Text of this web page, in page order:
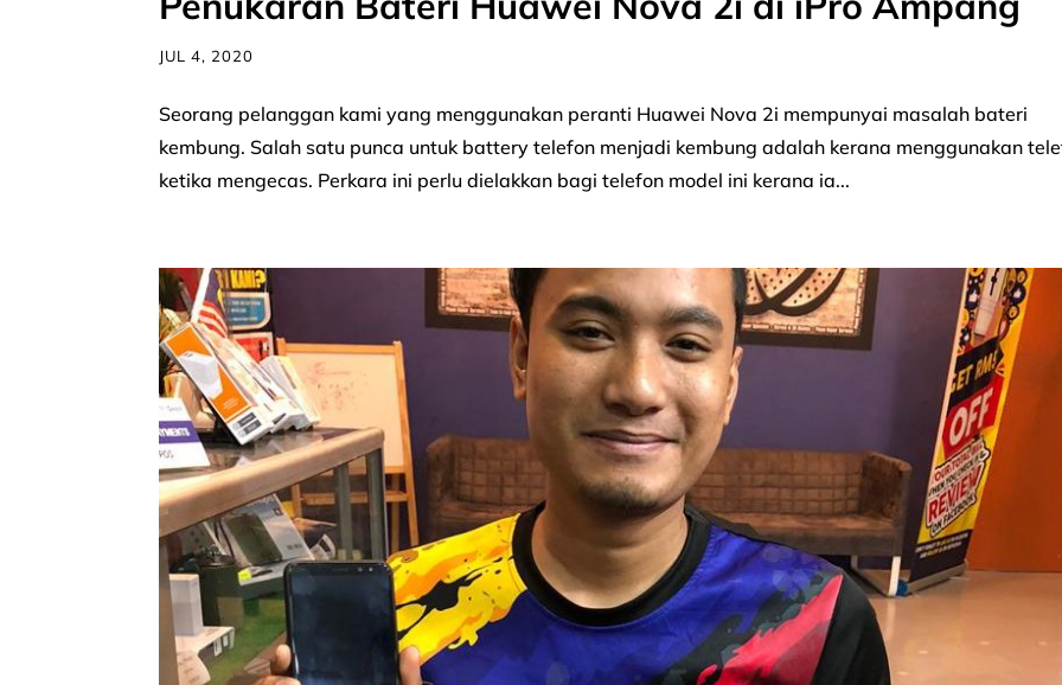
JUL 4, 2020
Seorang pelanggan kami yang menggunakan peranti Huawei Nova 2i mempunyai masalah bateri
kembung. Salah satu punca untuk battery telefon menjadi kembung adalah kerana menggunakan
ketika mengecas. Perkara ini perlu dielakkan bagi telefon model ini kerana ia...